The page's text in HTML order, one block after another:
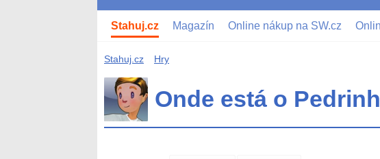
Stahuj.cz Magazín Online nákup na SW.cz
Stahuj.cz Hry
Onde está o